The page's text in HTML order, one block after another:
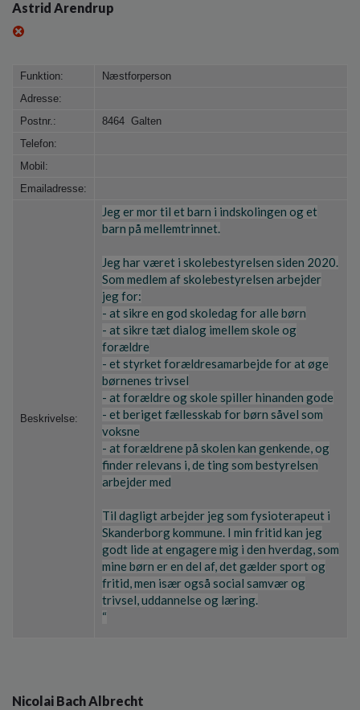
Astrid Arendrup
Funktion:
Næstforperson
Adresse:
Postnr.:
8464 Galten
Telefon:
Mobil:
Emailadresse:
Beskrivelse:
Jeg er mor til et barn i indskolingen og et
barn på mellemtrinnet.
Jeg har været i skolebestyrelsen siden 2020.
Som medlem af skolebestyrelsen arbejder
jeg for:
- at sikre en god skoledag for alle børn
- at sikre tæt dialog imellem skole og
forældre
- et styrket forældresamarbejde for at øge
børnenes trivsel
- at forældre og skole spiller hinanden gode
- et beriget fællesskab for børn såvel som
voksne
- at forældrene på skolen kan genkende, og
finder relevans i, de ting som bestyrelsen
arbejder med
Til dagligt arbejder jeg som fysioterapeut i
Skanderborg kommune. I min fritid kan jeg
godt lide at engagere mig i den hverdag, som
mine børn er en del af, det gælder sport og
fritid, men især også social samvær og
trivsel, uddannelse og læring.
“
Nicolai Bach Albrecht